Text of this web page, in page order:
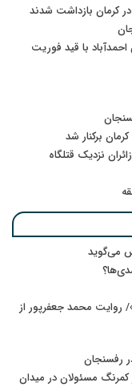
با قید فوریت
برکنار شد
نزدیک قتلگاه
می‌گوید
روایت محمد جعفرپور از
رفسنجان
کمرنگ مسئولان در میدان